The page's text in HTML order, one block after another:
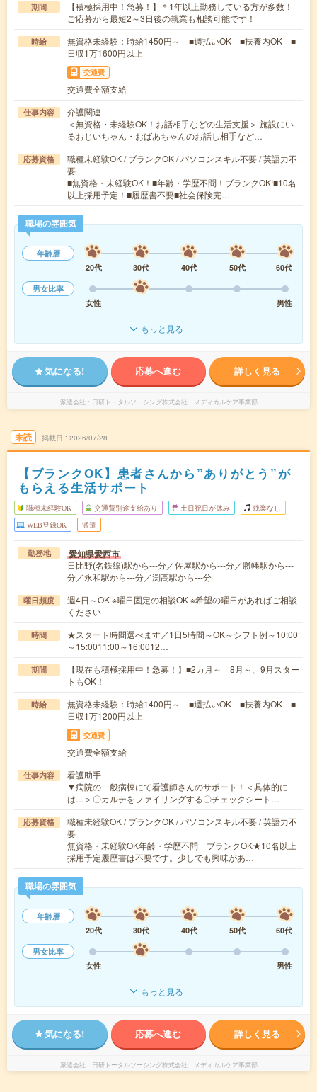
期間
【積極採用中！急募！】＊1年以上勤務している方が多数！
ご応募から最短2～3日後の就業も相談可能です！
時給
無資格未経験：時給1450円～ ■週払いOK ■扶養内OK ■
日収1万1600円以上
交通費
交通費全額支給
仕事内容
介護関連
＜無資格・未経験OK！お話相手などの生活支援＞ 施設にい
るおじいちゃん・おばあちゃんのお話し相手など…
応募資格
職種未経験OK / ブランクOK / パソコンスキル不要 / 英語力不
要
■無資格・未経験OK！■年齢・学歴不問！ブランクOK!■10名
以上採用予定！■履歴書不要■社会保険完…
職場の雰囲気
年齢層
20代
30代 40代 50代
60代
男女比率
女性
男性
もっと見る
気になる! 応募へ進む 詳しく見る
派遣会社 日研トータルソーシング株式会社 メディカルケア事業部
未読 掲載日 2026/07/28
【ブランクOK】患者さんから”ありがとう”が
もらえる生活サポート
職種未経験OK 交通費別途支給あり 土日祝日が休み 残業なし
WEB登録OK 派遣
勤務地 愛知県愛西市
日比野(名鉄線)駅から---分／佐屋駅から---分／勝幡駅から---
分／永和駅から---分／渕高駅から---分
曜日頻度
週4日～OK ※曜日固定の相談OK ※希望の曜日があればご相談
ください
時間
★スタート時間選べます／1日5時間～OK～シフト例～10:00
～15:0011:00～16:0012…
期間
【現在も積極採用中！急募！】■2カ月～ 8月～、9月スター
トもOK！
時給
無資格未経験：時給1400円～ ■週払いOK ■扶養内OK ■
日収1万1200円以上
交通費
交通費全額支給
仕事内容
看護助手
▼病院の一般病棟にて看護師さんのサポート！＜具体的に
は…＞〇カルテをファイリングする〇チェックシート…
応募資格
職種未経験OK / ブランクOK / パソコンスキル不要 / 英語力不
要
無資格・未経験OK年齢・学歴不問 ブランクOK★10名以上
採用予定履歴書は不要です。少しでも興味があ…
職場の雰囲気
年齢層
20代
30代 40代 50代
60代
男女比率
女性
男性
もっと見る
気になる! 応募へ進む 詳しく見る
派遣会社 日研トータルソーシング株式会社 メディカルケア事業部